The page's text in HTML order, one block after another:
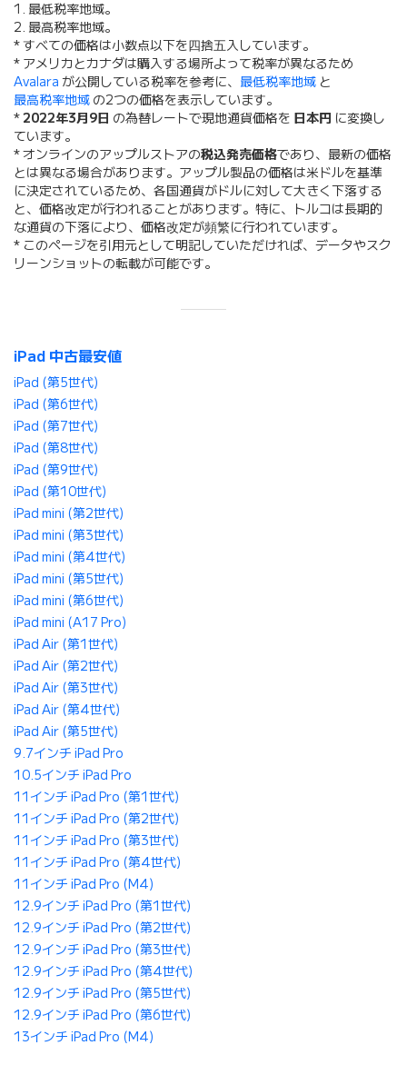
1. 最低税率地域。
2. 最高税率地域。
* すべての価格は小数点以下を四捨五入しています。
* アメリカとカナダは購入する場所よって税率が異なるため
Avalara が公開している税率を参考に、 最低税率地域 と
最高税率地域 の2つの価格を表示しています。
*2022年3月9日 の為替レートで現地通貨価格を 日本円 に変換し
ています。
* オンラインのアップルストアの税込発売価格であり、最新の価格
とは異なる場合があります。アップル製品の価格は米ドルを基準
に決定されているため、各国通貨がドルに対して大きく下落する
と、価格改定が行われることがあります。特に、トルコは長期的
な通貨の下落により、価格改定が頻繁に行われています。
* このページを引用元として明記していただければ、データやスク
リーンショットの転載が可能です。
iPad 中古最安値
iPad (第5世代)
iPad (第6世代)
iPad (第7世代)
iPad (第8世代)
iPad (第9世代)
iPad (第10世代)
iPad mini (第2世代)
iPad mini (第3世代)
iPad mini (第4世代)
iPad mini (第5世代)
iPad mini (第6世代)
iPad mini (A17 Pro)
iPad Air (第1世代)
iPad Air (第2世代)
iPad Air (第3世代)
iPad Air (第4世代)
iPad Air (第5世代)
9.7インチ iPad Pro
10.5インチ iPad Pro
11インチ iPad Pro (第1世代)
11インチ iPad Pro (第2世代)
11インチ iPad Pro (第3世代)
11インチ iPad Pro (第4世代)
11インチ iPad Pro (M4)
12.9インチ iPad Pro (第1世代)
12.9インチ iPad Pro (第2世代)
12.9インチ iPad Pro (第3世代)
12.9インチ iPad Pro (第4世代)
12.9インチ iPad Pro (第5世代)
12.9インチ iPad Pro (第6世代)
13インチ iPad Pro (M4)